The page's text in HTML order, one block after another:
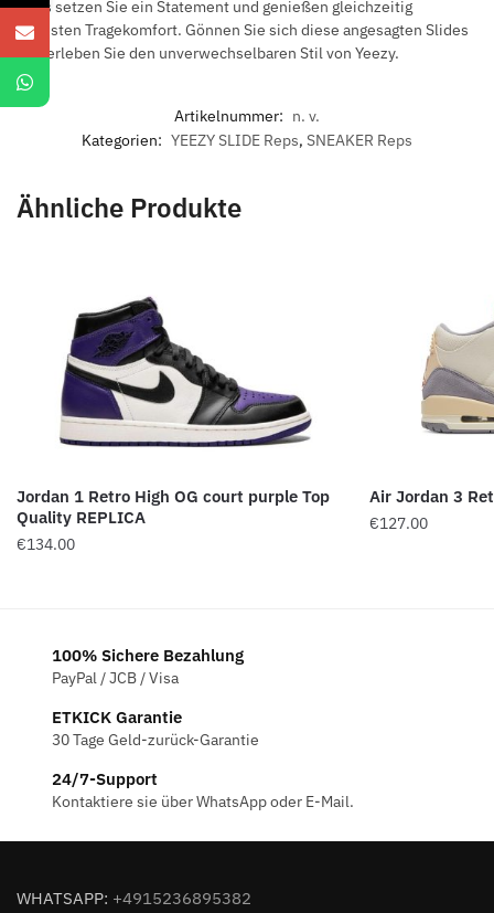
Reps setzen Sie ein Statement und genießen gleichzeitig
höchsten Tragekomfort. Gönnen Sie sich diese angesagten Slides
und erleben Sie den unverwechselbaren Stil von Yeezy.
Artikelnummer: n. v.
Kategorien: YEEZY SLIDE Reps, SNEAKER Reps
Ähnliche Produkte
Jordan 1 Retro High OG court purple Top
Quality REPLICA
€134.00
Air Jordan 3
€127.00
100% Sichere Bezahlung
PayPal / JCB / Visa
ETKICK Garantie
30 Tage Geld-zurück-Garantie
24/7-Support
Kontaktiere sie über WhatsApp oder E-Mail.
WHATSAPP: +4915236895382